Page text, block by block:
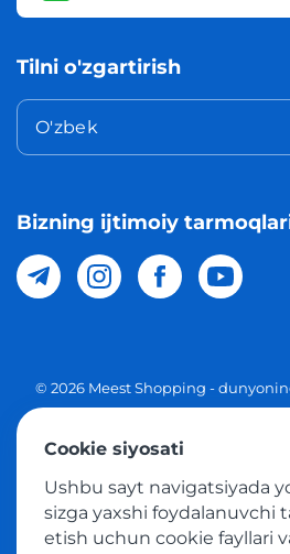
Tilni o'zgartirish
O'zbek
Bizning ijtimoiy
© 2026 Meest Shopping -
Ommaviy
Tovar sotib olish xizmatidan
Cookie siyosati
Ushbu sayt navigatsiyada
sizga yaxshi foydalanuvchi
etish uchun cookie fayllari